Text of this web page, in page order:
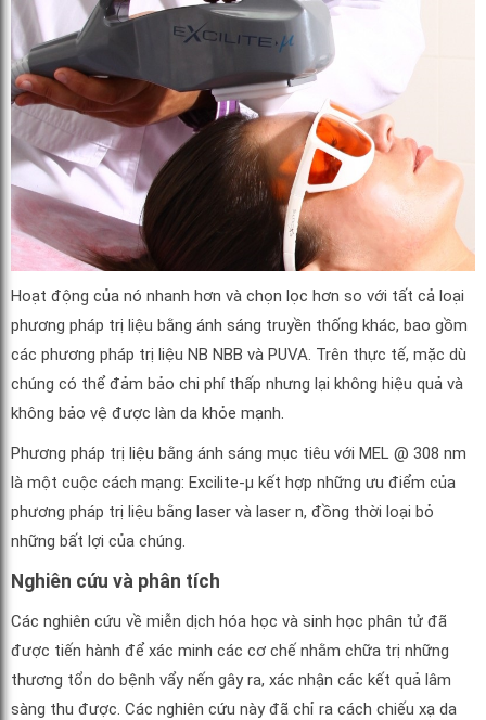
Hoạt động của nó nhanh hơn và chọn lọc hơn so với tất cả loại
phương pháp trị liệu bằng ánh sáng truyền thống khác, bao gồm
các phương pháp trị liệu NB NBB và PUVA. Trên thực tế, mặc dù
chúng có thể đảm bảo chi phí thấp nhưng lại không hiệu quả và
không bảo vệ được làn da khỏe mạnh.
Phương pháp trị liệu bằng ánh sáng mục tiêu với MEL @ 308 nm
là một cuộc cách mạng: Excilite-μ kết hợp những ưu điểm của
phương pháp trị liệu bằng laser và laser n, đồng thời loại bỏ
những bất lợi của chúng.
Nghiên cứu và phân tích
Các nghiên cứu về miễn dịch hóa học và sinh học phân tử đã
được tiến hành để xác minh các cơ chế nhằm chữa trị những
thương tổn do bệnh vẩy nến gây ra, xác nhận các kết quả lâm
sàng thu được. Các nghiên cứu này đã chỉ ra cách chiếu xạ da